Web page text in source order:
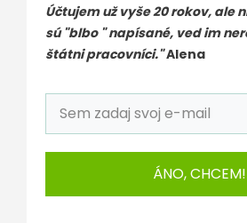
Účtujem už vyše 20 rokov, ale
sú "blbo " napísané, ved im
štátni pracovníci."Alena
ÁNO, CHCEM!